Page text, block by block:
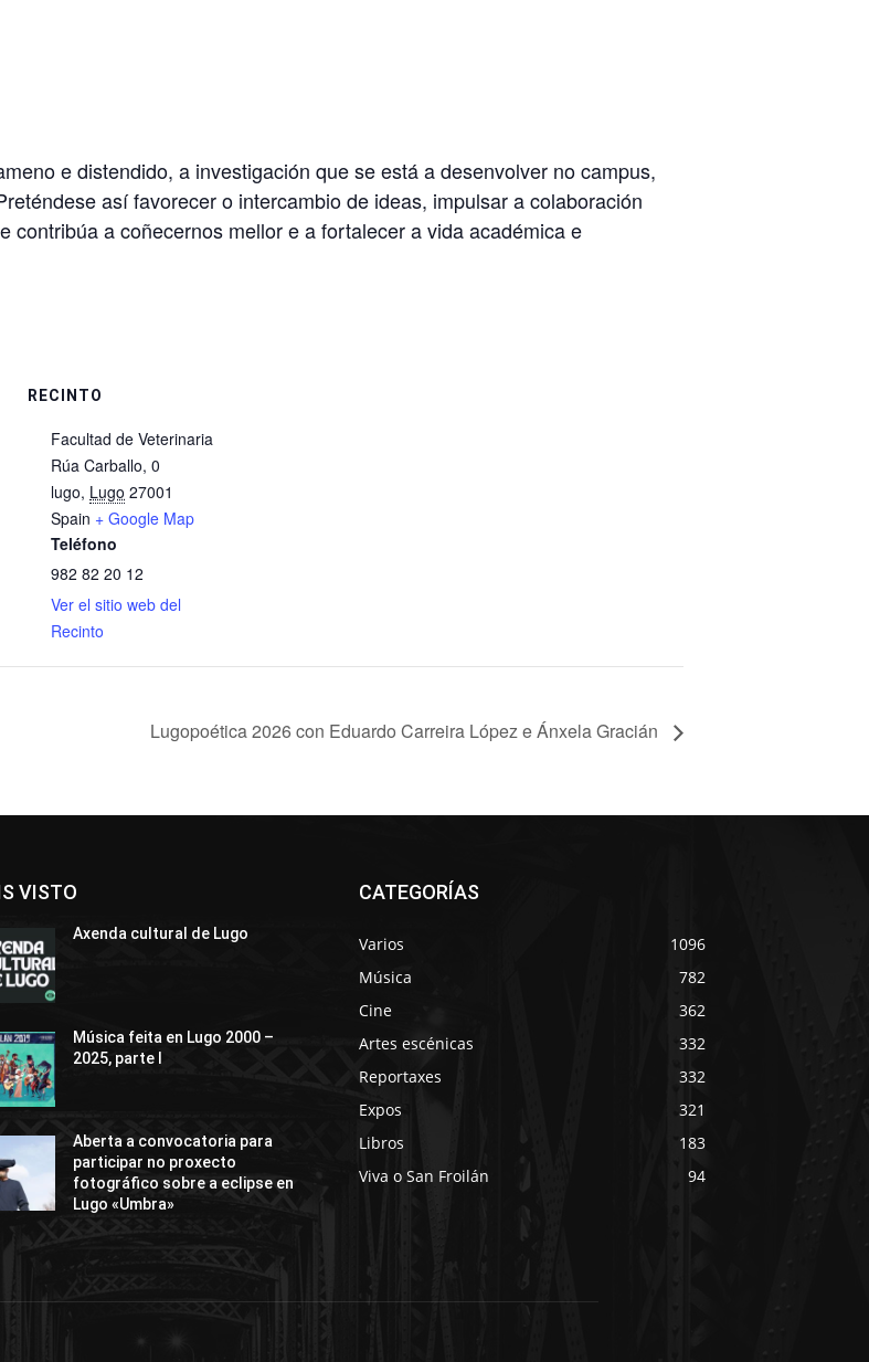
e distendido, a investigación que se está a desenvolver no campus,
así favorecer o intercambio de ideas, impulsar a colaboración
contribúa a coñecernos mellor e a fortalecer a vida académica e
RECINTO
Facultad de Veterinaria
Rúa Carballo, 0
lugo, Lugo 27001
Spain + Google Map
Teléfono
982 82 20 12
Ver el sitio web del
Recinto
Lugopoética 2026 con Eduardo Carreira López e Ánxela Gracián
VISTO
Axenda cultural de Lugo
Música feita en Lugo 2000 –
2025, parte I
Aberta a convocatoria para
participar no proxecto
fotográfico sobre a eclipse en
Lugo «Umbra»
CATEGORÍAS
Varios
1096
Música
782
Cine
362
Artes escénicas
332
Reportaxes
332
Expos
321
Libros
183
Viva o San Froilán
94